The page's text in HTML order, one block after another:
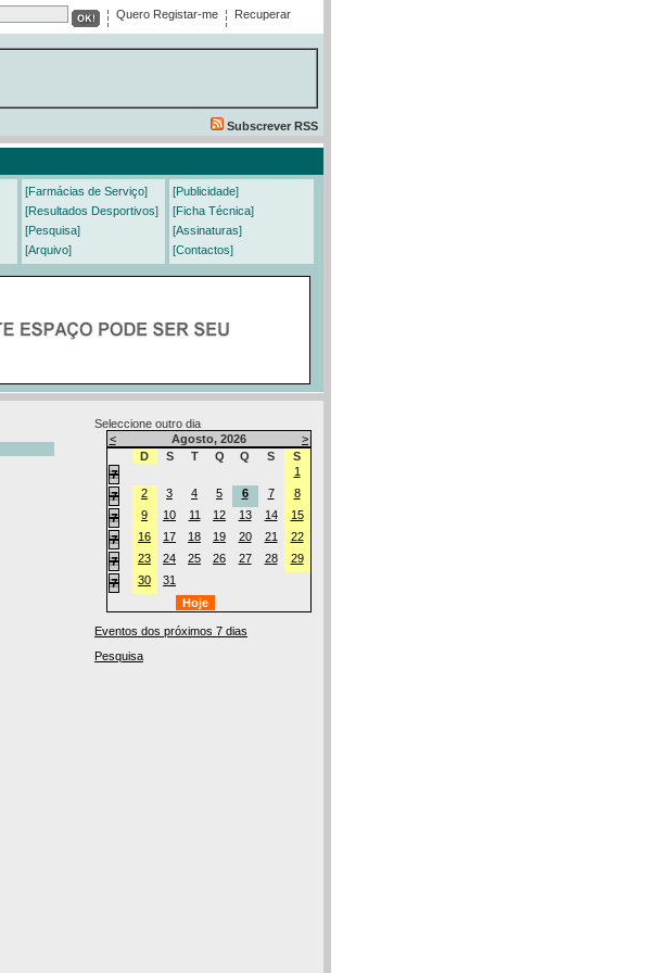
Quero Registar-me
Recuperar
Subscrever RSS
[Farmácias de Serviço]
[Resultados Desportivos]
[Pesquisa]
[Arquivo]
[Publicidade]
[Ficha Técnica]
[Assinaturas]
[Contactos]
Seleccione outro dia
<
Agosto, 2026
>
D
S T Q Q S
S
1
2
3 4 5 6 7
8
9
10 11 12 13 14
15
16
17 18 19 20 21
22
23
24 25 26 27 28
29
30
31
Eventos dos próximos 7 dias
Pesquisa